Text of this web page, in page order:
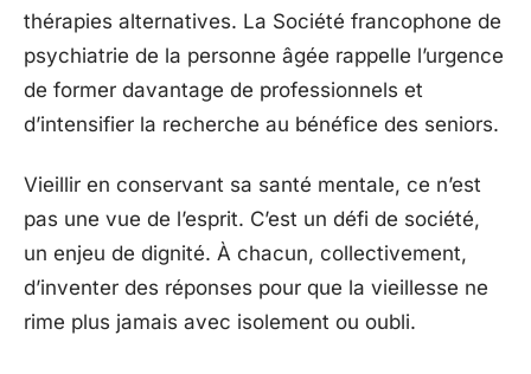
thérapies alternatives. La Société francophone de
psychiatrie de la personne âgée rappelle l’urgence
de former davantage de professionnels et
d’intensifier la recherche au bénéfice des seniors.
Vieillir en conservant sa santé mentale, ce n’est
pas une vue de l’esprit. C’est un défi de société,
un enjeu de dignité. À chacun, collectivement,
d’inventer des réponses pour que la vieillesse ne
rime plus jamais avec isolement ou oubli.